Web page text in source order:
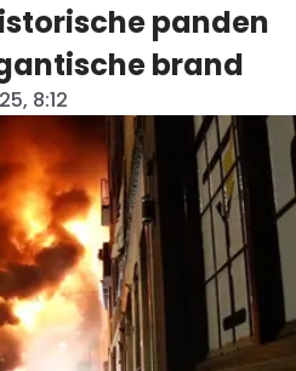
panden
brand
8:12